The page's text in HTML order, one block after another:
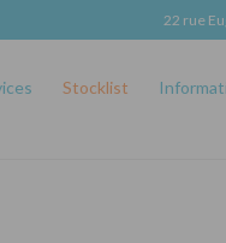
22 rue
Stocklist